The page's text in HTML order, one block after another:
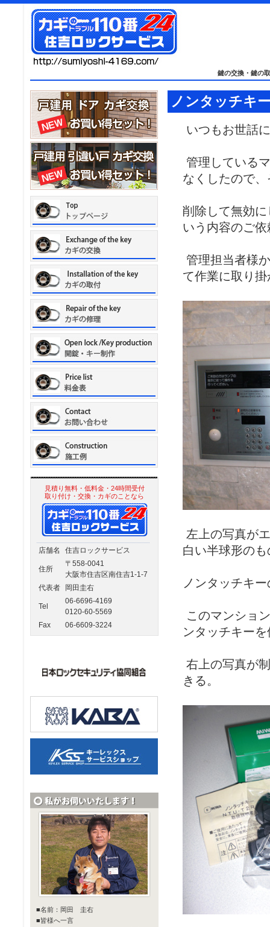
鍵の交換・鍵の
ノンタッチキ
いつもお世話
管理している
なくしたので
削除して無効
いう内容のご
管理担当者様
て作業に取り
左上の写真が
白い半球形の
ノンタッチキ
このマンショ
ンタッチキー
右上の写真が
きる。
見積り無料・低料金・24時間受付
取り付け・交換・カギのことなら
店舗名 住吉ロックサービス
住所
〒558-0041
大阪市住吉区南住吉1-1-7
代表者
岡田圭右
Tel
06-6696-4169
0120-60-5569
Fax
06-6609-3224
■名前：岡田 圭右
■皆様へ一言